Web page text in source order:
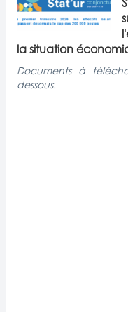
la situation
Documents à
dessous.